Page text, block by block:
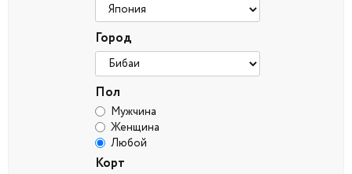
Город
Пол
Мужчина
Женщина
Любой
Корт